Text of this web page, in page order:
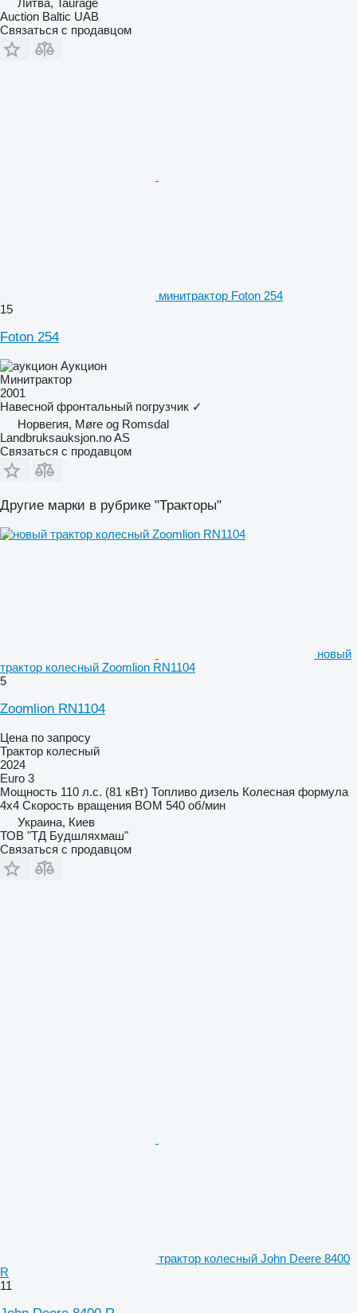
Литва, Tauragė
Auction Baltic UAB
Связаться с продавцом
минитрактор Foton 254
15
Foton 254
Аукцион
Минитрактор
2001
Навесной фронтальный погрузчик ✓
Норвегия, Møre og Romsdal
Landbruksauksjon.no AS
Связаться с продавцом
Другие марки в рубрике "Тракторы"
новый
трактор колесный Zoomlion RN1104
5
Zoomlion RN1104
Цена по запросу
Трактор колесный
2024
Euro 3
Мощность 110 л.с. (81 кВт) Топливо дизель Колесная формула
4x4 Скорость вращения ВОМ 540 об/мин
Украина, Киев
ТОВ "ТД Будшляхмаш"
Связаться с продавцом
трактор колесный John Deere 8400
R
11